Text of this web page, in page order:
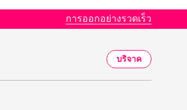
การออกอย่างรวดเร็ว
บริจาค